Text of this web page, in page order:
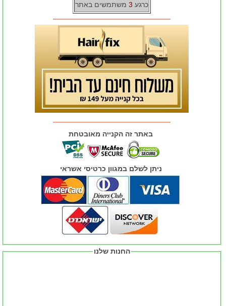
כרגע 3משתמשים באתר
החנות שלנו